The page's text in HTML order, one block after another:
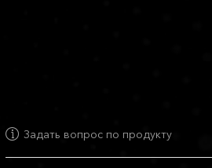
Задать вопрос по продукту